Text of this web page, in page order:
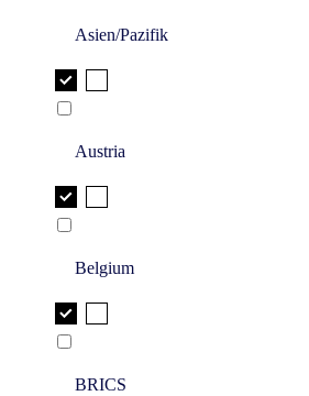
Asien/Pazifik
Austria
Belgium
BRICS